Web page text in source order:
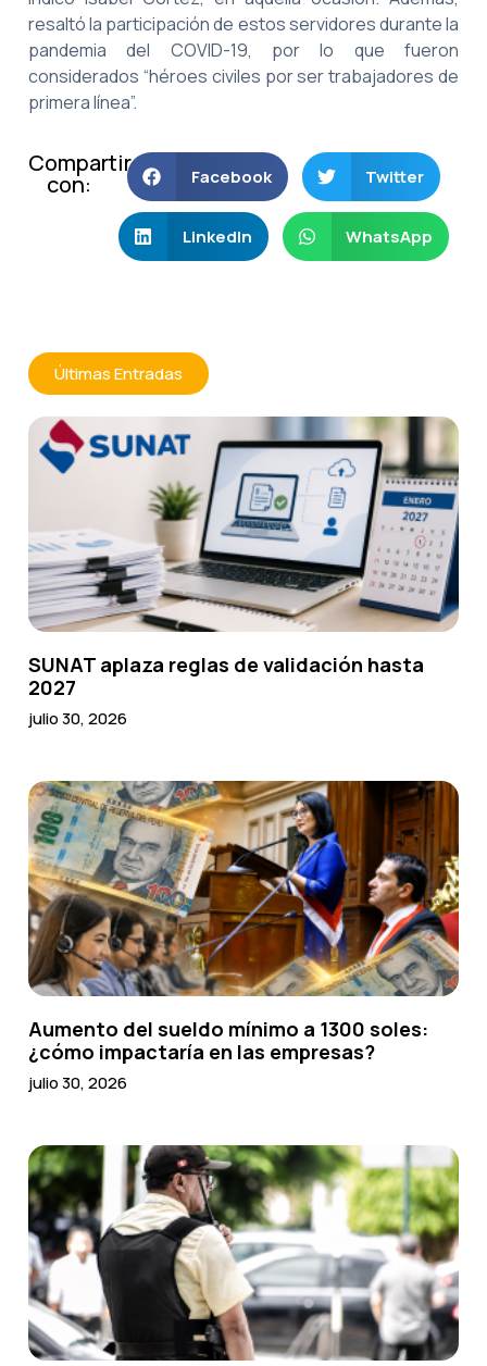
resaltó la participación de estos servidores durante la
pandemia del COVID-19, por lo que fueron
considerados “héroes civiles por ser trabajadores de
primera línea”.
Compartir
con: Facebook Twitter
LinkedIn WhatsApp
Últimas Entradas
SUNAT aplaza reglas de validación hasta
2027
julio 30, 2026
Aumento del sueldo mínimo a 1300 soles:
¿cómo impactaría en las empresas?
julio 30, 2026